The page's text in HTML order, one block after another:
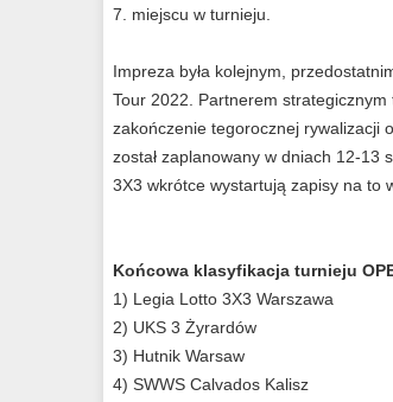
7. miejscu w turnieju.
Impreza była kolejnym,
Tour 2022. Partnerem
zakończenie tegorocznej rywalizacji
został zaplanowany w dniach 12-13
3X3 wkrótce wystartują zapisy na to
Końcowa klasyfikacja turnieju
1) Legia Lotto 3X3 Warszawa
2) UKS 3 Żyrardów
3) Hutnik Warsaw
4) SWWS Calvados Kalisz